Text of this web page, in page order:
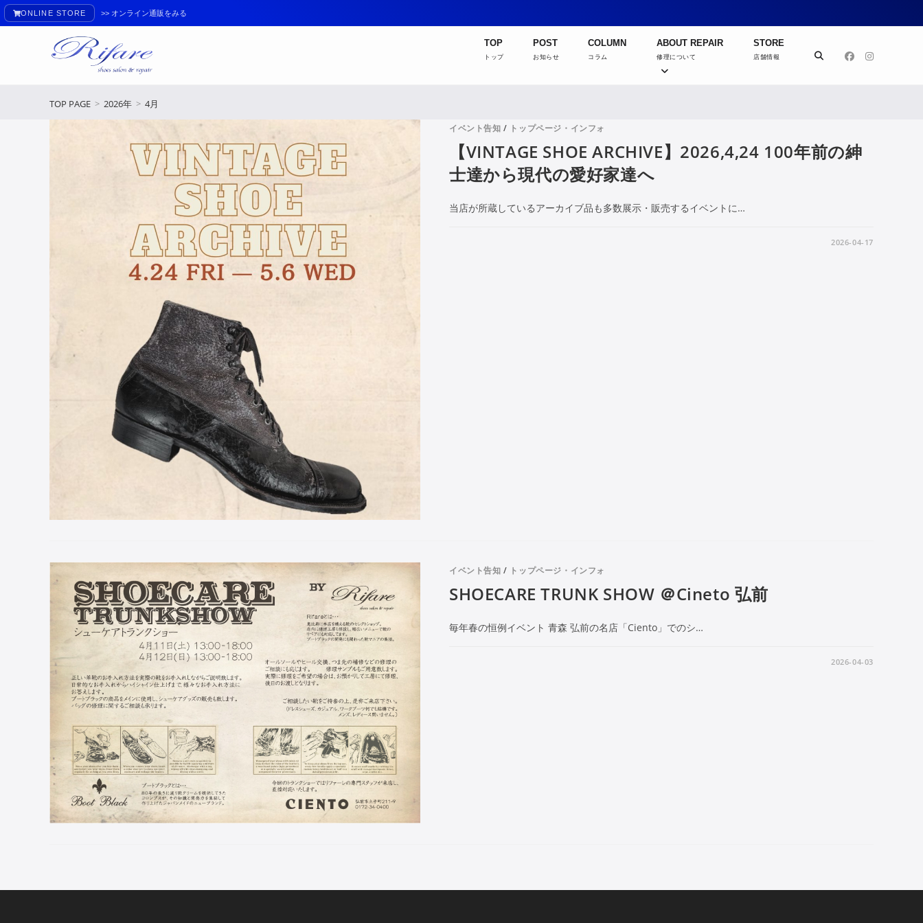
ONLINE STORE >> オンライン通販をみる
TOP
トップ
POST
お知らせ
COLUMN
コラム
ABOUT REPAIR
修理について
STORE
店舗情報
TOP PAGE > 2026年 > 4月
イベント告知 / トップページ・インフォ
【VINTAGE SHOE ARCHIVE】2026,4,24 100年前の紳
士達から現代の愛好家達へ
当店が所蔵しているアーカイブ品も多数展示・販売するイベントに…
2026-04-17
イベント告知 / トップページ・インフォ
SHOECARE TRUNK SHOW ＠Cineto 弘前
毎年春の恒例イベント 青森 弘前の名店「Ciento」でのシ…
2026-04-03